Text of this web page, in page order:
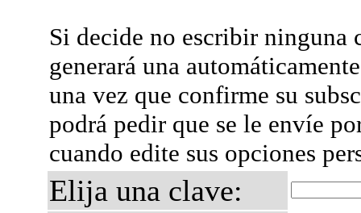
Si decide no escribir ninguna
generará una
una vez que confirme su
podrá pedir que se le envíe
cuando edite sus opciones
Elija una clave: